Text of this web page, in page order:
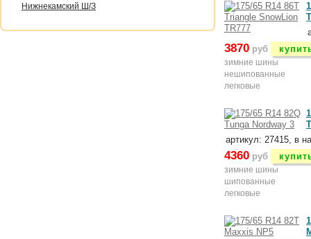
Нижнекамский Ш/З
3870 руб
зимние шины
нешипованные
легковые
артикул: 27415, в
4360 руб
зимние шины
шипованные
легковые